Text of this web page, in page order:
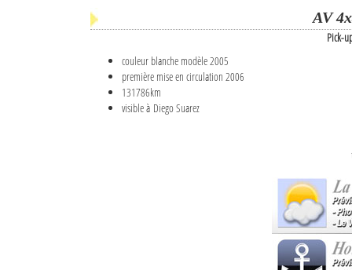
AV
Pick-
couleur blanche modèle 2005
première mise en circulation 2006
131786km
visible à Diego Suarez